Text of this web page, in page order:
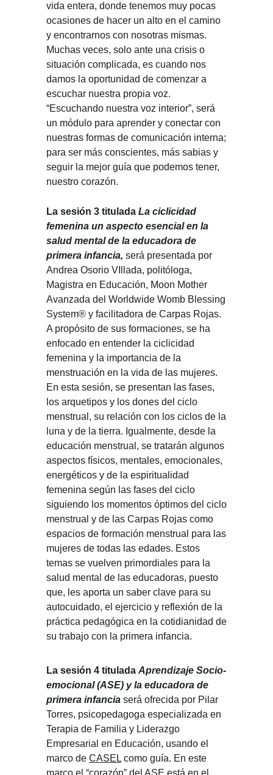
vida entera, donde tenemos muy pocas
ocasiones de hacer un alto en el camino
y encontrarnos con nosotras mismas.
Muchas veces, solo ante una crisis o
situación complicada, es cuando nos
damos la oportunidad de comenzar a
escuchar nuestra propia voz.
“Escuchando nuestra voz interior”, será
un módulo para aprender y conectar con
nuestras formas de comunicación interna;
para ser más conscientes, más sabias y
seguir la mejor guía que podemos tener,
nuestro corazón.
La sesión 3 titulada La ciclicidad
femenina un aspecto esencial en la
salud mental de la educadora de
primera infancia, será presentada por
Andrea Osorio VIllada, politóloga,
Magistra en Educación, Moon Mother
Avanzada del Worldwide Womb Blessing
System® y facilitadora de Carpas Rojas.
A propósito de sus formaciones, se ha
enfocado en entender la ciclicidad
femenina y la importancia de la
menstruación en la vida de las mujeres.
En esta sesión, se presentan las fases,
los arquetipos y los dones del ciclo
menstrual, su relación con los ciclos de la
luna y de la tierra. Igualmente, desde la
educación menstrual, se tratarán algunos
aspectos físicos, mentales, emocionales,
energéticos y de la espiritualidad
femenina según las fases del ciclo
siguiendo los momentos óptimos del ciclo
menstrual y de las Carpas Rojas como
espacios de formación menstrual para las
mujeres de todas las edades. Estos
temas se vuelven primordiales para la
salud mental de las educadoras, puesto
que, les aporta un saber clave para su
autocuidado, el ejercicio y reflexión de la
práctica pedagógica en la cotidianidad de
su trabajo con la primera infancia.
La sesión 4 titulada Aprendizaje Socio-
emocional (ASE) y la educadora de
primera infancia será ofrecida por Pilar
Torres, psicopedagoga especializada en
Terapia de Familia y Liderazgo
Empresarial en Educación, usando el
marco de CASEL como guía. En este
marco el “corazón” del ASE está en el